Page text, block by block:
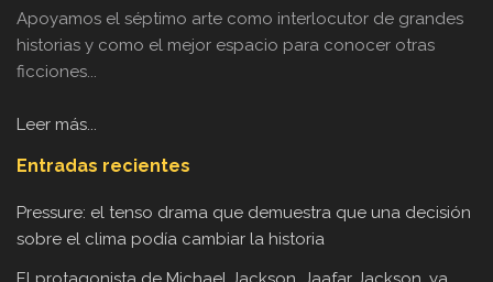
Apoyamos el séptimo arte como interlocutor de grandes
historias y como el mejor espacio para conocer otras
ficciones...
Leer más...
Entradas recientes
Pressure: el tenso drama que demuestra que una decisión
sobre el clima podía cambiar la historia